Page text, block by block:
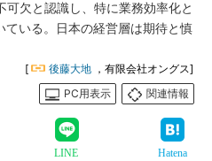
欠と認識し、特に業務効率化と
ている。日本の経営層は期待と慎
[ 後藤大地 ，有限会社オングス]
PC用表示
関連情報
LINE Hatena